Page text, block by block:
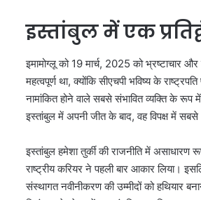
इस्तांबुल में एक
इमामोग्लू को 19 मार्च, 2025 को भ्रष्टाचार
महत्वपूर्ण था, क्योंकि सीएचपी भविष्य के
नामांकित होने वाले सबसे संभावित व्यक्ति के
इस्तांबुल में अपनी जीत के बाद, वह विपक्ष में सबसे
इस्तांबुल हमेशा तुर्की की राजनीति में
राष्ट्रीय करियर ने पहली बार आकार लिया।
संस्थागत नवीनीकरण की उम्मीदों को हथियार